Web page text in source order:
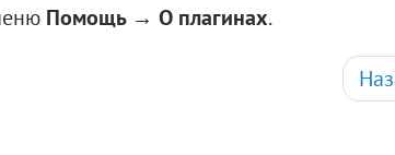
Помощь → О плагинах.